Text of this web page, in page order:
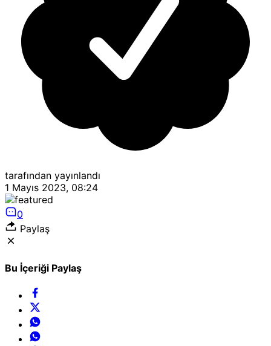
tarafından yayınlandı
1 Mayıs 2023, 08:24
0
Paylaş
Bu İçeriği Paylaş